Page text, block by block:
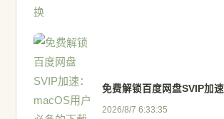
免费解锁百度网盘SVIP加
2026/8/7 6:33:35